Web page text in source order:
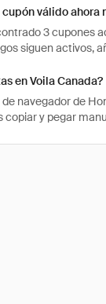
válido ahora
3 cupones
siguen
en Voila Canada?
navegador de
copiar y pegar